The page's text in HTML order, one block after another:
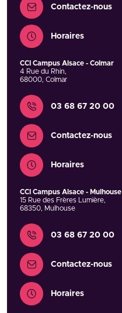
Contactez-nous
Horaires
CCI Campus Alsace - Colmar
4 Rue du Rhin,
68000, Colmar
Contact
03 68 67 20 00
Contactez-nous
Horaires
CCI Campus Alsace - Mulhouse
15 Rue des Frères Lumière,
68350, Mulhouse
Contact
03 68 67 20 00
Contactez-nous
Horaires